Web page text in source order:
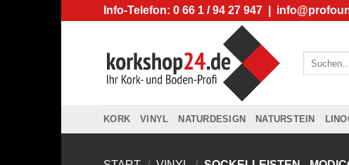
Info-Telefon: 0 66 1 / 94 27 947 |
KORK VINYL NATURDESIGN NATURSTEIN